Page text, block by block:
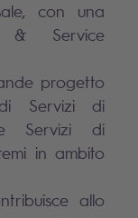
con una
& Service
progetto
Servizi di
e Servizi di
in ambito
allo